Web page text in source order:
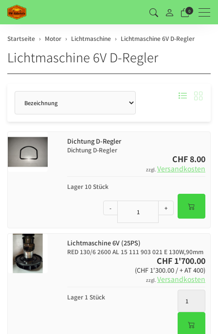
0
Startseite Motor Lichtmaschine Lichtmaschine 6V D-Regler
Lichtmaschine 6V D-Regler
Sortierung
Dichtung D-Regler
Dichtung D-Regler
CHF 8.00
zzgl. Versandkosten
Lager 10 Stück
- +
Lichtmaschine 6V (25PS)
RED 130/6 2600 AL 15 111 903 021 E 130W,90mm
CHF 1'700.00
(CHF 1'300.00 / + AT 400)
zzgl. Versandkosten
Lager 1 Stück